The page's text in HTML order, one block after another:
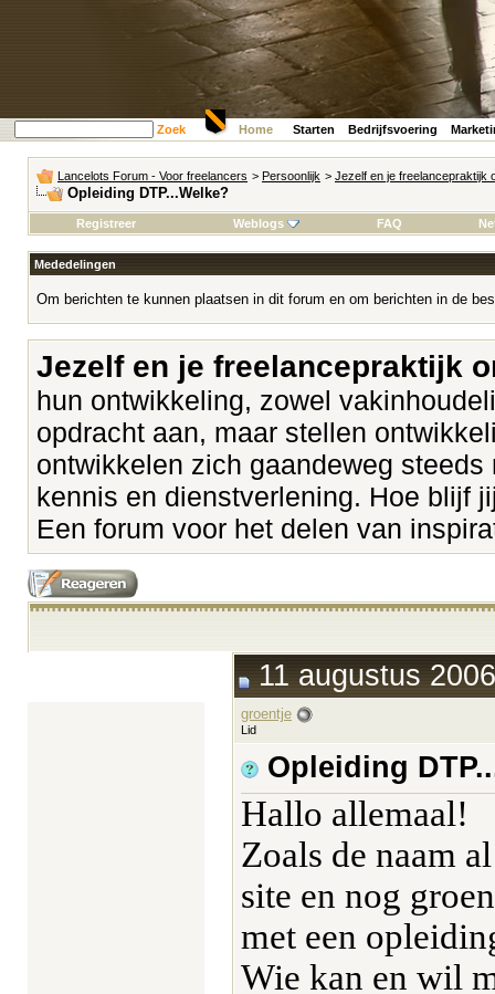
Zoek Home Starten Bedrijfsvoering
Lancelots Forum - Voor freelancers > Persoonlijk > Jezelf en je freelancepraktijk
Opleiding DTP...Welke?
Registreer Weblogs FAQ
Mededelingen
Om berichten te kunnen plaatsen in dit forum en om berichten in de
Jezelf en je freelancepraktijk
hun ontwikkeling, zowel
opdracht aan, maar stellen
ontwikkelen zich gaandeweg
kennis en dienstverlening. Hoe blijf
Een forum voor het delen van
11 augustus
groentje
Lid
Opleiding
Hallo allemaal!
Zoals de naam
site en nog
met een
Wie kan en wil